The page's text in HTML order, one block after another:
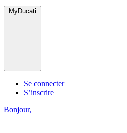
MyDucati
Se connecter
S’inscrire
Bonjour,